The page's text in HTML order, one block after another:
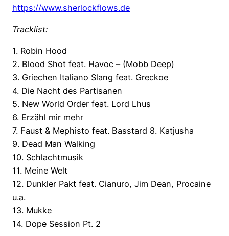
https://www.sherlockflows.de
Tracklist:
1. Robin Hood
2. Blood Shot feat. Havoc – (Mobb Deep)
3. Griechen Italiano Slang feat. Greckoe
4. Die Nacht des Partisanen
5. New World Order feat. Lord Lhus
6. Erzähl mir mehr
7. Faust & Mephisto feat. Basstard 8. Katjusha
9. Dead Man Walking
10. Schlachtmusik
11. Meine Welt
12. Dunkler Pakt feat. Cianuro, Jim Dean, Procaine
u.a.
13. Mukke
14. Dope Session Pt. 2